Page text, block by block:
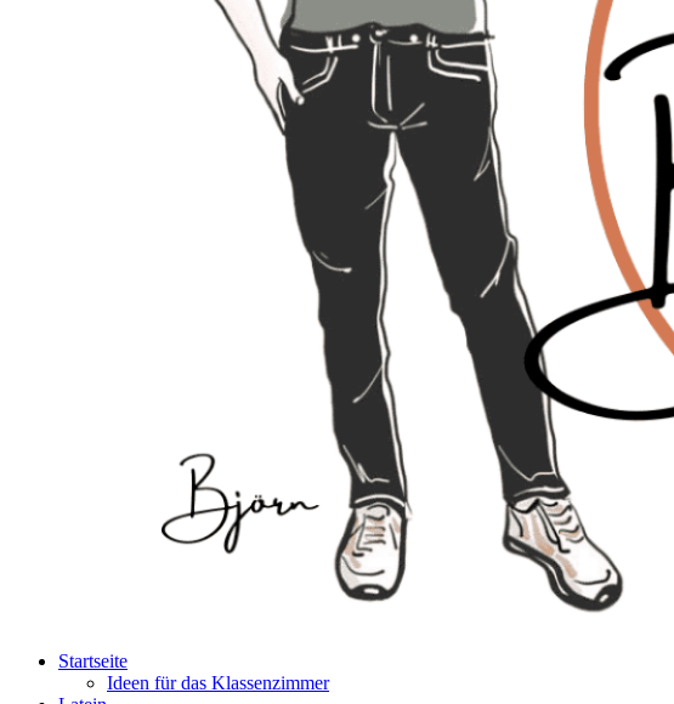
Startseite
Ideen für das Klassenzimmer